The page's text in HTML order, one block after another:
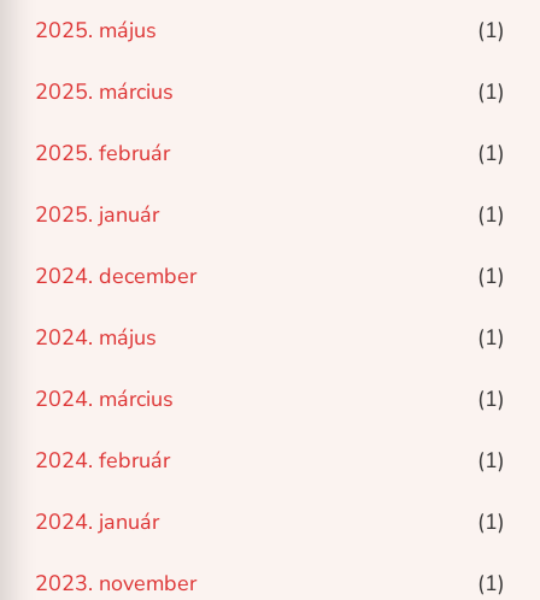
2025. május (1)
2025. március (1)
2025. február (1)
2025. január (1)
2024. december (1)
2024. május (1)
2024. március (1)
2024. február (1)
2024. január (1)
2023. november (1)